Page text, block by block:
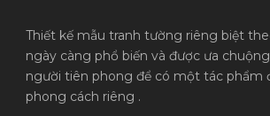
Thiết kế mẫu tranh tường riêng biệt
ngày càng phổ biến và được ưa
người tiên phong để có một tác phẩm
phong cách riêng .